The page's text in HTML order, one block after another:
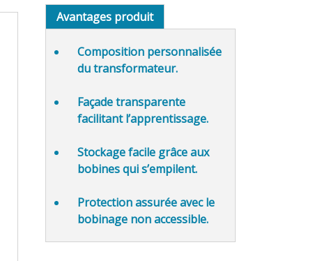
Avantages produit
Composition personnalisée
du transformateur.
Façade transparente
facilitant l’apprentissage.
Stockage facilegrâce aux
bobines qui s’empilent.
Protection assuréeavec le
bobinage non accessible.